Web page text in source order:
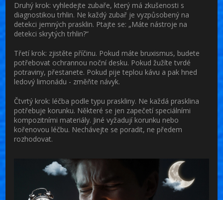
Druhý krok: vyhledejte zubaře, který má zkušenosti s
diagnostikou trhlin. Ne každý zubař je vyzpůsobený na
detekci jemných prasklin. Ptajte se: „Máte nástroje na
detekci skrytých trhlin?“
Třetí krok: zjistěte příčinu. Pokud máte bruxismus, budete
potřebovat ochrannou noční desku. Pokud žužíte tvrdé
potraviny, přestanete. Pokud pije teplou kávu a pak hned
ledový limonádu - změňte návyk.
Čtvrtý krok: léčba podle typu praskliny. Ne každá prasklina
potřebuje korunku. Některé se jen zapečetí speciálními
kompozitními materiály. Jiné vyžadují korunku nebo
kořenovou léčbu. Nechávejte se poradit, ne předem
rozhodovat.